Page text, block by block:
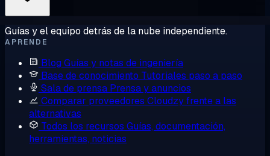
Guías y el equipo detrás de la nube independiente.
APRENDE
Blog Guías y notas de ingeniería
Base de conocimiento Tutoriales paso a paso
Sala de prensa Prensa y anuncios
Comparar proveedores Cloudzy frente a las
alternativas
Todos los recursos Guías, documentación,
herramientas, noticias